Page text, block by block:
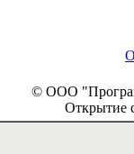
© ООО
Открытие